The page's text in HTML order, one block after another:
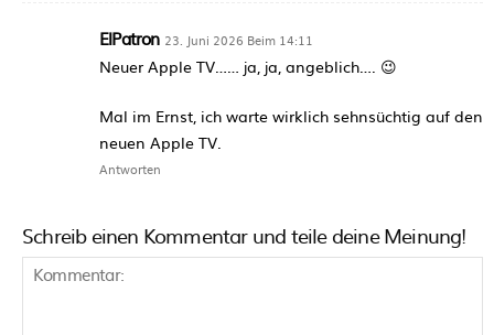
ElPatron 23. Juni 2026 Beim 14:11
Neuer Apple TV…… ja, ja, angeblich…. 😉
Mal im Ernst, ich warte wirklich sehnsüchtig auf den
neuen Apple TV.
Antworten
Schreib einen Kommentar und teile deine Meinung!